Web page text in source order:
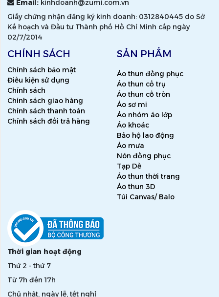
Email: kinhdoanh@zumi.com.vn
Giấy chứng nhận đăng ký kinh doanh: 0312840445 do Sở
Kế hoạch và Đầu tư Thành phố Hồ Chí Minh cấp ngày
02/7/2014
CHÍNH SÁCH
Chính sách bảo mật
Điều kiện sử dụng
Chính sách
Chính sách giao hàng
Chính sách thanh toán
Chính sách đổi trả hàng
SẢN PHẨM
Áo thun đồng phục
Áo thun cổ trụ
Áo thun cổ tròn
Áo sơ mi
Áo nhóm áo lớp
Áo khoác
Bảo hộ lao động
Áo mưa
Nón đồng phục
Tạp Dề
Áo thun thời trang
Áo thun 3D
Túi Canvas/ Balo
Thời gian hoạt động
Thứ 2 - thứ 7
Từ 7h đến 17h
Chủ nhật, ngày lễ, tết nghỉ